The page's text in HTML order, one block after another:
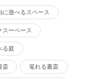
に遊べるスペース
スーペース
る庭
斎 篭れる書斎